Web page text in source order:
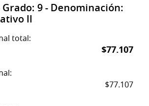
Grado: 9 - Denominación:
II
total:
$77.107
$77.107